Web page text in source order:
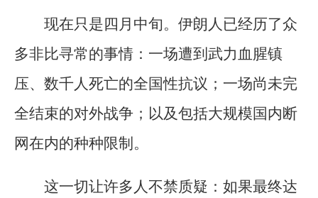
现在只是四月中旬。伊朗人已经历了众
多非比寻常的事情：一场遭到武力血腥镇
压、数千人死亡的全国性抗议；一场尚未完
全结束的对外战争；以及包括大规模国内断
网在内的种种限制。
这一切让许多人不禁质疑：如果最终达